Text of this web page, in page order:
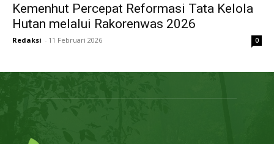
Kemenhut Percepat Reformasi Tata Kelola
Hutan melalui Rakorenwas 2026
Redaksi - 11 Februari 2026 0